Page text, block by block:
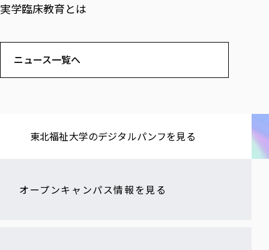
実学臨床教育とは
ニュース一覧へ
東北福祉大学の​デジタルパンフを​見る​
オープンキャンパス情報を見る